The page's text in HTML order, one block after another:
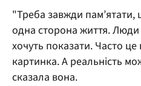
"Треба завжди
одна сторона життя.
хочуть показати. Часто
картинка. А реальність
сказала вона.